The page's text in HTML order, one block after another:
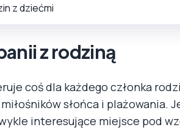
z dziećmi
z rodziną
coś dla każdego członka
słońca i plażowania.
interesujące miejsce pod